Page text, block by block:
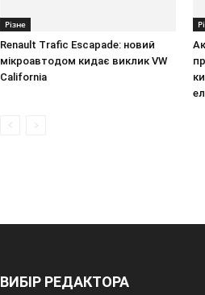
Різне
Renault Trafic Escapade: новий
мікроавтодом кидає виклик VW
California
ВИБІР РЕДАКТОРА